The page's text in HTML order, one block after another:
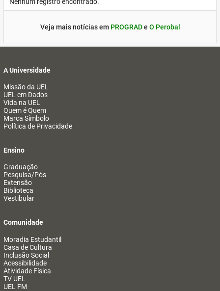
Veja mais notícias em PROGRADe O Perobal
A Universidade
Missão da UEL
UEL em Dados
Vida na UEL
Quem é Quem
Marca Símbolo
Política de Privacidade
Ensino
Graduação
Pesquisa/Pós
Extensão
Biblioteca
Vestibular
Comunidade
Moradia Estudantil
Casa de Cultura
Inclusão Social
Acessibilidade
Atividade Física
TV UEL
UEL FM